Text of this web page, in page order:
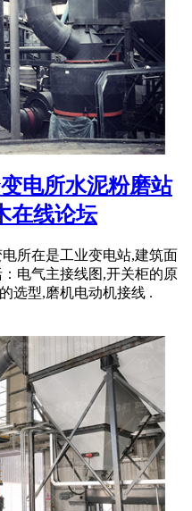
电所水泥粉磨站
在线论坛
所在是工业变电站,建筑面
电气主接线图,开关柜的原
选型,磨机电动机接线 .